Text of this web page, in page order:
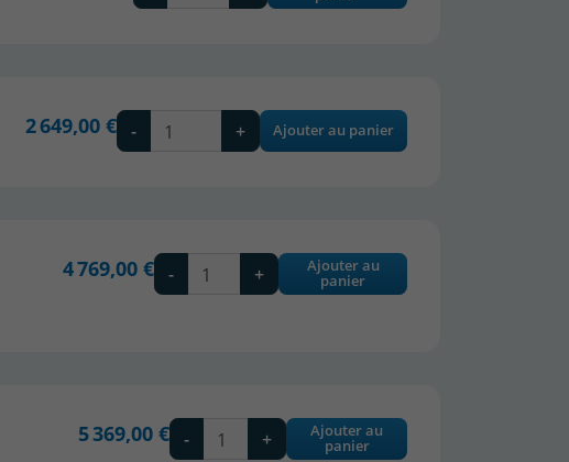
2 649,00 € - + Ajouter au panier
4 769,00 € - +
Ajouter au
panier
5 369,00 € - +
Ajouter au
panier